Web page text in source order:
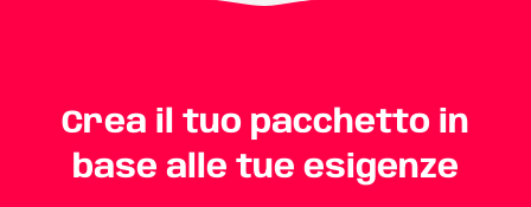
Crea il tuo pacchetto in
base alle tue esigenze